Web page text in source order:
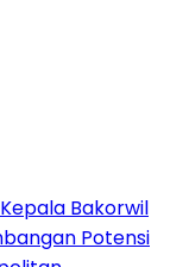
Bakorwil
Potensi